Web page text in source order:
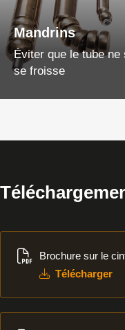
Mandrins
Éviter que le tube ne
se froisse
Brochure sur le
Télécharger